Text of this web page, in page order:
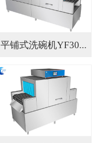
平铺式洗碗机YF30...